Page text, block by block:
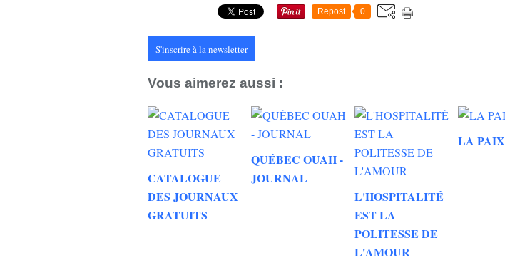
Repost 0
S'inscrire à la newsletter
Vous aimerez aussi :
CATALOGUE
DES JOURNAUX
GRATUITS
QUÉBEC OUAH -
JOURNAL
L'HOSPITALITÉ
EST LA
POLITESSE DE
L'AMOUR
LA PAIX